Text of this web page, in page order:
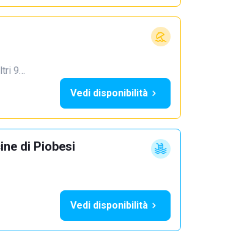
9…
Vedi disponibilità
di Piobesi
Vedi disponibilità